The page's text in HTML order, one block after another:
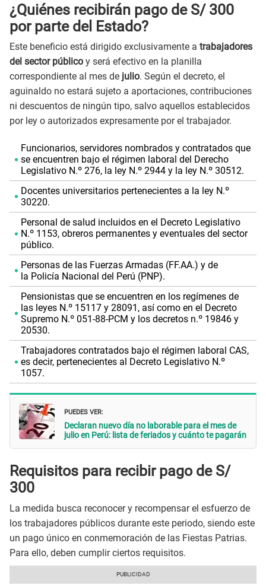
¿Quiénes recibirán pago de S/ 300
por parte del Estado?
Este beneficio está dirigido exclusivamente a trabajadores
del sector público y será efectivo en la planilla
correspondiente al mes de julio. Según el decreto, el
aguinaldo no estará sujeto a aportaciones, contribuciones
ni descuentos de ningún tipo, salvo aquellos establecidos
por ley o autorizados expresamente por el trabajador.
Funcionarios, servidores nombrados y contratados que
se encuentren bajo el régimen laboral del Derecho
Legislativo N.º 276, la ley N.º 2944 y la ley N.º 30512.
Docentes universitarios pertenecientes a la ley N.º
30220.
Personal de salud incluidos en el Decreto Legislativo
N.º 1153, obreros permanentes y eventuales del sector
público.
Personas de las Fuerzas Armadas (FF.AA.) y de
la Policía Nacional del Perú (PNP).
Pensionistas que se encuentren en los regímenes de
las leyes N.º 15117 y 28091, así como en el Decreto
Supremo N.º 051-88-PCM y los decretos n.º 19846 y
20530.
Trabajadores contratados bajo el régimen laboral CAS,
es decir, pertenecientes al Decreto Legislativo N.º
1057.
PUEDES VER:
Declaran nuevo día no laborable para el mes de
julio en Perú: lista de feriados y cuánto te pagarán
Requisitos para recibir pago de S/
300
La medida busca reconocer y recompensar el esfuerzo de
los trabajadores públicos durante este periodo, siendo este
un pago único en conmemoración de las Fiestas Patrias.
Para ello, deben cumplir ciertos requisitos.